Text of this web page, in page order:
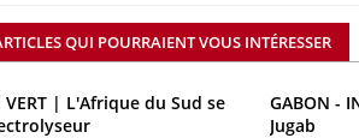
QUI POURRAIENT VOUS INTÉRESSER
VERT | L'Afrique du Sud se
GABON -
Jugab